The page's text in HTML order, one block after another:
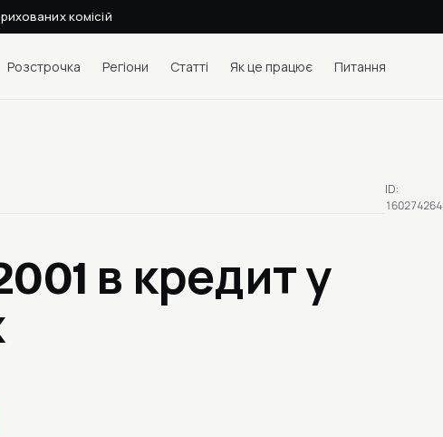
комісій
Розстрочка Регіони Статті Як це працює Питання
в кредит у
ID:
160274264